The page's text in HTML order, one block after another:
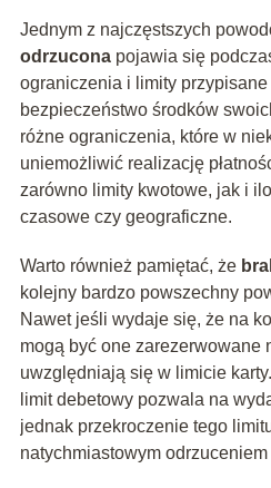
Jednym z najczęstszych
odrzuconapojawia się
ograniczenia i limity
bezpieczeństwo środków
różne ograniczenia, które w
uniemożliwić realizację
zarówno limity kwotowe, jak i
czasowe czy geograficzne.
Warto również pamiętać, że
kolejny bardzo powszechny
Nawet jeśli wydaje się, że na
mogą być one zarezerwowane
uwzględniają się w limicie
limit debetowy pozwala na
jednak przekroczenie tego
natychmiastowym odrzuceniem